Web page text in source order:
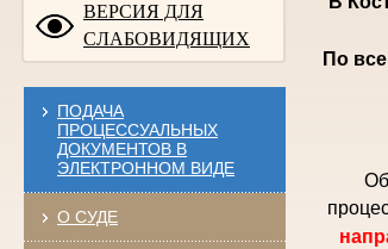
ВЕРСИЯ ДЛЯ
СЛАБОВИДЯЩИХ
ПОДАЧА
ПРОЦЕССУАЛЬНЫХ
ДОКУМЕНТОВ В
ЭЛЕКТРОННОМ ВИДЕ
О СУДЕ
По